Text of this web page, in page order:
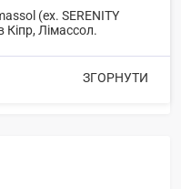
(ex. SERENITY
Кіпр, Лімассол.
ЗГОРНУТИ